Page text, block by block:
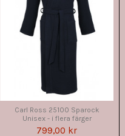
Carl Ross 25100 Sparock
Unisex - i flera färger
799,00 kr